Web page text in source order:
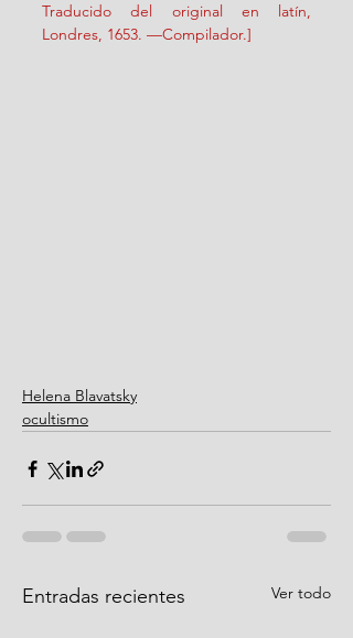
Traducido del original en latín,
Londres, 1653. —Compilador.]
Helena Blavatsky
ocultismo
Entradas recientes Ver todo